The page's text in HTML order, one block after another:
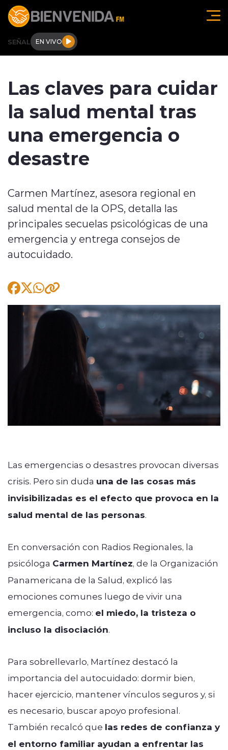
Click acá para ir directamente al contenido
SEÑAL EN VIVO
Deportes
Entrevistas
Las claves para cuidar
la salud mental tras
una emergencia o
desastre
Carmen Martínez, asesora regional en
salud mental de la OPS, detalla las
principales secuelas psicológicas de una
emergencia y entrega consejos de
autocuidado.
Las emergencias o desastres provocan diversas
crisis. Pero sin duda una de las cosas más
invisibilizadas es el efecto que provoca en la
salud mental de las personas.
En conversación con Radios Regionales, la
psicóloga Carmen Martínez, de la Organización
Panamericana de la Salud, explicó las
emociones comunes luego de vivir una
emergencia, como: el miedo, la tristeza o
incluso la disociación.
Para sobrellevarlo, Martínez destacó la
importancia del autocuidado: dormir bien,
hacer ejercicio, mantener vínculos seguros y, si
es necesario, buscar apoyo profesional.
También recalcó que las redes de confianza y
el entorno familiar ayudan a enfrentar las